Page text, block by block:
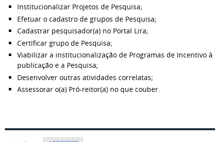
Institucionalizar Projetos de Pesquisa;
Efetuar o cadastro de grupos de Pesquisa;
Cadastrar pesquisador(a) no Portal Lira;
Certificar grupo de Pesquisa;
Viabilizar a institucionalização de Programas de Incentivo à
publicação e a Pesquisa;
Desenvolver outras atividades correlatas;
Assessorar o(a) Pró-reitor(a) no que couber.